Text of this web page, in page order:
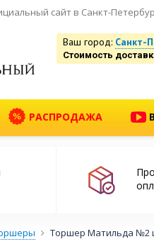
сайт в Санкт-
Ваш город: Санкт-
Стоимость
РАСПРОДАЖА
Торшер Матильда №2